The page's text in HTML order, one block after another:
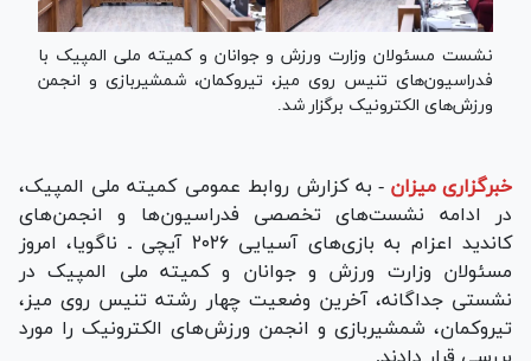
نشست مسئولان وزارت ورزش و جوانان و کمیته ملی المپیک با
فدراسیون‌های تنیس روی میز، تیروکمان، شمشیربازی و انجمن
ورزش‌های الکترونیک برگزار شد.
خبرگزاری میزان - به کزارش روابط عمومی کمیته ملی المپیک،
در ادامه نشست‌های تخصصی فدراسیون‌ها و انجمن‌های
کاندید اعزام به بازی‌های آسیایی ۲۰۲۶ آیچی ـ ناگویا، امروز
مسئولان وزارت ورزش و جوانان و کمیته ملی المپیک در
نشستی جداگانه، آخرین وضعیت چهار رشته تنیس روی میز،
تیروکمان، شمشیربازی و انجمن ورزش‌های الکترونیک را مورد